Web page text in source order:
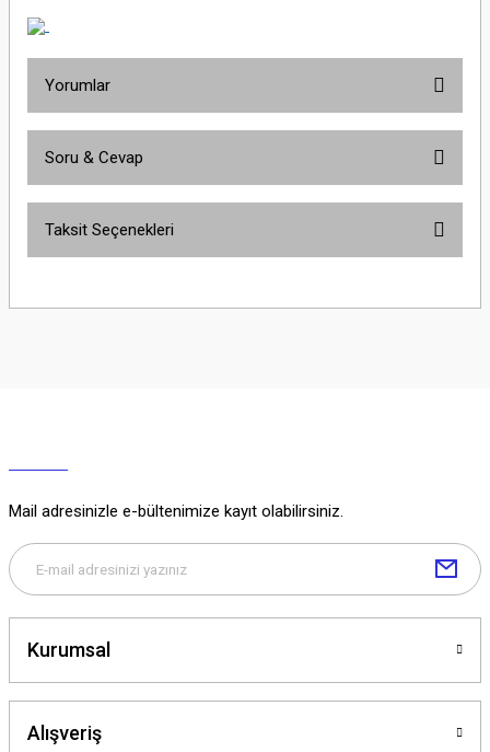
Yorumlar
Soru & Cevap
Soru Sor
Taksit Seçenekleri
Mail adresinizle e-bültenimize kayıt olabilirsiniz.
Kurumsal
Alışveriş